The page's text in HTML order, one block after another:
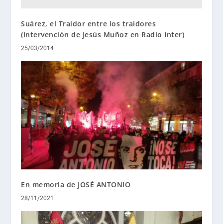
Suárez, el Traidor entre los traidores
(Intervención de Jesús Muñoz en Radio Inter)
25/03/2014
En memoria de JOSÉ ANTONIO
28/11/2021